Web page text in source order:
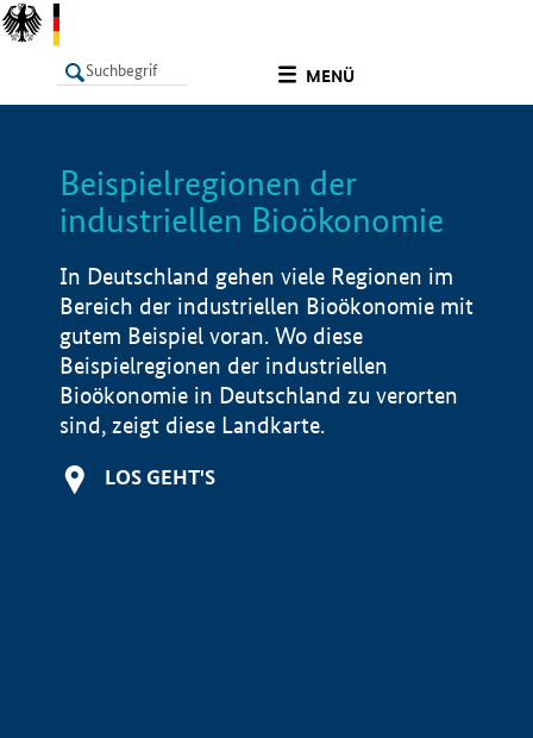
MENÜ
LISTE
Beispielregionen der
industriellen Bioökonomie
In Deutschland gehen viele Regionen im
Bereich der industriellen Bioökonomie mit
gutem Beispiel voran. Wo diese
Beispielregionen der industriellen
Bioökonomie in Deutschland zu verorten
sind, zeigt diese Landkarte.
LOS GEHT'S